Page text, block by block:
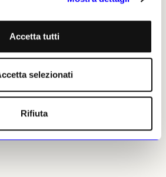
Accetta tutti
selezionati
Rifiuta